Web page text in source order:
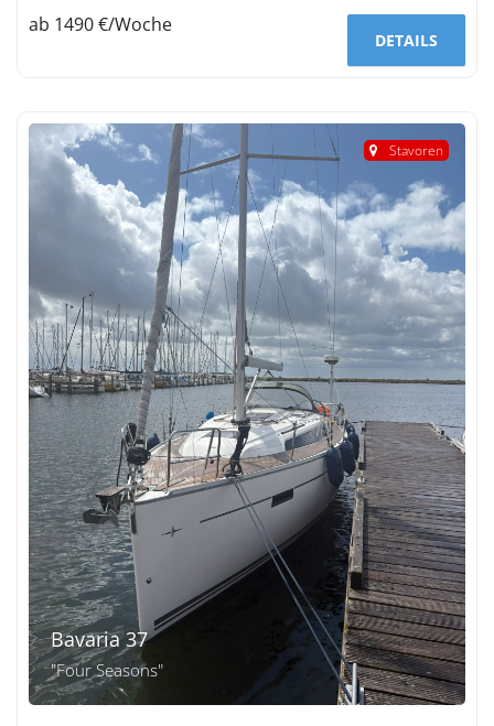
DETAILS
ab 1490 €/Woche
Stavoren
Bavaria 37
"Four Seasons"